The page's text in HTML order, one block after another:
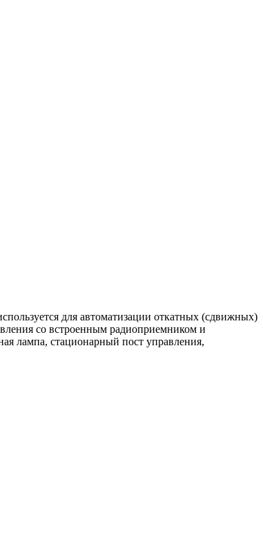
для автоматизации откатных (сдвижных)
со встроенным радиоприемником и
лампа, стационарный пост управления,